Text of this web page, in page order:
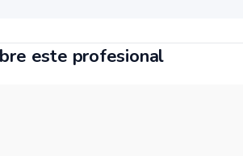
este profesional